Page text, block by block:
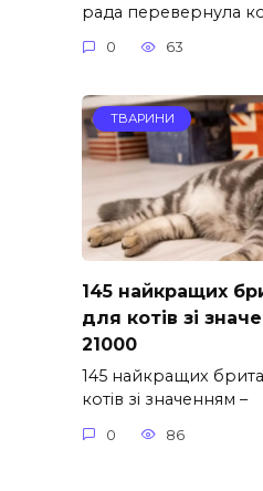
рада перевернула
0 63
ТВАРИНИ
145 найкращих
для котів зі
21000
145 найкращих
котів зі значенням –
0 86